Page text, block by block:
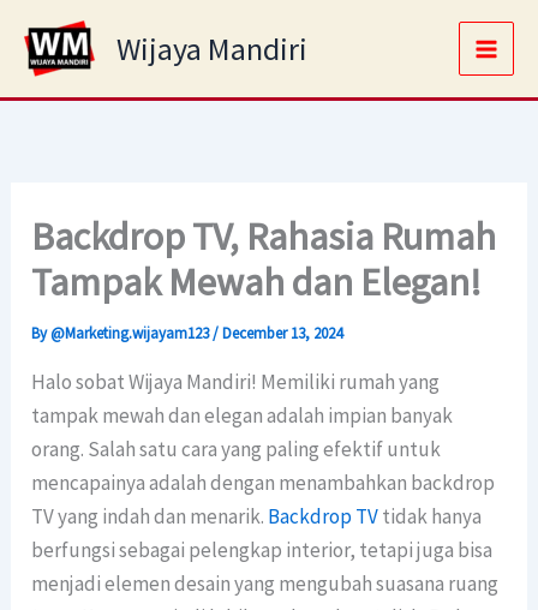
content
Wijaya Mandiri
Main
Backdrop TV, Rahasia Rumah
Tampak Mewah dan Elegan!
By@Marketing.wijayam123/December 13, 2024
Halo sobat Wijaya Mandiri! Memiliki rumah yang
tampak mewah dan elegan adalah impian banyak
orang. Salah satu cara yang paling efektif untuk
mencapainya adalah dengan menambahkan backdrop
TV yang indah dan menarik. Backdrop TVtidak hanya
berfungsi sebagai pelengkap interior, tetapi juga bisa
menjadi elemen desain yang mengubah suasana ruang